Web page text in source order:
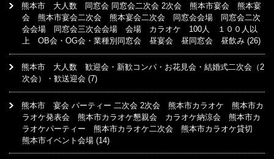
熊本市 大人数 同窓会 同窓会二次会 2次会 熊本市宴会 熊本宴
会 熊本市宴会二次会 熊本宴会二次会 同窓会会場 同窓会二次
会会場 同窓会三次会会場 会場 カラオケ 100人 １００人以
上 OB会・OG会・業種別同窓会 昼宴会 昼同窓会 昼飲み (26)
熊本市 大人数 歓迎会・新歓コンパ・お花見会・結婚式二次会（2
次会）・歓送迎会 (7)
熊本市 宴会 パーティー 二次会 2次会 熊本市カラオケ 熊本市カ
ラオケ発表会 熊本市カラオケ懇親会 カラオケ納涼会 熊本市カ
ラオケパーティー 熊本市カラオケ二次会 熊本市カラオケ貸切
熊本市イベント会場 (14)